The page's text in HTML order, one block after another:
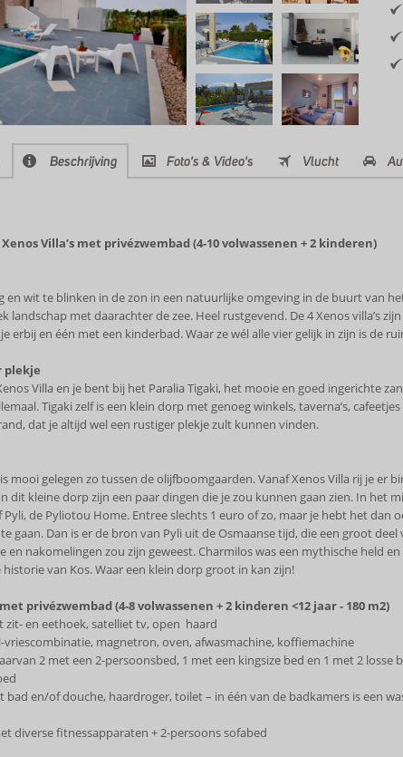
Beschrijving Foto's & Video's Vlucht
Villa’s met privézwembad (4-10 volwassenen + 2 kinderen)
en wit te blinken in de zon in een natuurlijke omgeving in de buurt van
landschap met daarachter de zee. Heel rustgevend. De 4 Xenos villa’s
erbij en één met een kinderbad. Waar ze wél alle vier gelijk in zijn is de
plekje
Villa en je bent bij het Paralia Tigaki, het mooie en goed ingerichte
Tigaki zelf is een klein dorp met genoeg winkels, taverna’s,
dat je altijd wel een rustiger plekje zult kunnen vinden.
mooi gelegen zo tussen de olijfboomgaarden. Vanaf Xenos Villa rij je er
dit kleine dorp zijn een paar dingen die je zou kunnen gaan zien. In
de Pyliotou Home. Entree slechts 1 euro of zo, maar je hebt het
gaan. Dan is er de bron van Pyli uit de Osmaanse tijd, die een groot
en nakomelingen zou zijn geweest. Charmilos was een mythische held
historie van Kos. Waar een klein dorp groot in kan zijn!
privézwembad (4-8 volwassenen + 2 kinderen <12 jaar - 180 m2)
en eethoek, satelliet tv, open haard
vriescombinatie, magnetron, oven, afwasmachine, koffiemachine
2 met een 2-persoonsbed, 1 met een kingsize bed en 1 met 2 losse
bad en/of douche, haardroger, toilet – in één van de badkamers is een
diverse fitnessapparaten + 2-persoons sofabed